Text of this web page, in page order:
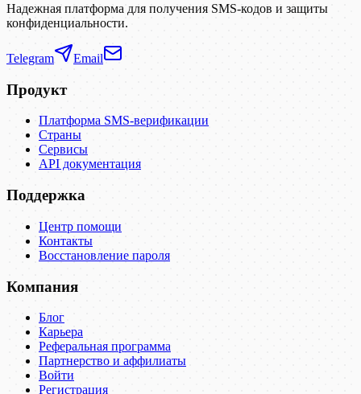
Надежная платформа для получения SMS-кодов и защиты
конфиденциальности.
Telegram Email
Продукт
Платформа SMS-верификации
Страны
Сервисы
API документация
Поддержка
Центр помощи
Контакты
Восстановление пароля
Компания
Блог
Карьера
Реферальная программа
Партнерство и аффилиаты
Войти
Регистрация